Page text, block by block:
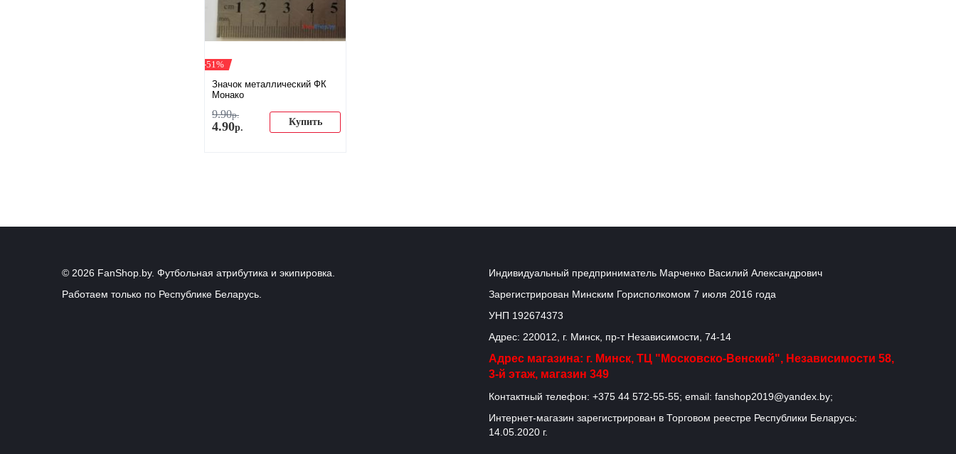
-51%
Значок металлический ФК
Монако
9.90р.
4.90р. Купить
© 2026 FanShop.by. Футбольная атрибутика и экипировка.
Работаем только по Республике Беларусь.
Индивидуальный предприниматель Марченко Василий Александрович
Зарегистрирован Минским Горисполкомом 7 июля 2016 года
УНП 192674373
Адрес: 220012, г. Минск, пр-т Независимости, 74-14
Адрес магазина: г. Минск, ТЦ "Московско-Венский", Независимости 58,
3-й этаж, магазин 349
Контактный телефон: +375 44 572-55-55; email: fanshop2019@yandex.by;
Интернет-магазин зарегистрирован в Торговом реестре Республики Беларусь:
14.05.2020 г.